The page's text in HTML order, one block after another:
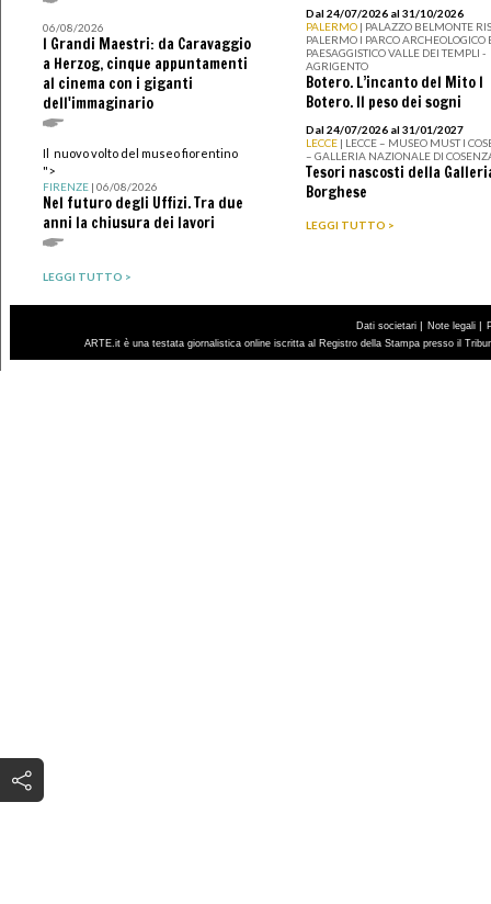
06/08/2026
I Grandi Maestri: da Caravaggio
a Herzog, cinque appuntamenti
al cinema con i giganti
dell'immaginario
Il nuovo volto del museo fiorentino
">
FIRENZE| 06/08/2026
Nel futuro degli Uffizi. Tra due
anni la chiusura dei lavori
LEGGI TUTTO >
Dal 24/07/2026 al 31/10/2026
PALERMO | PALAZZO BELMONTE
PALERMO I PARCO ARCHEOLOGICO
PAESAGGISTICO VALLE DEI TEMPLI -
AGRIGENTO
Botero. L’incanto del Mito I
Botero. Il peso dei sogni
Dal 24/07/2026 al 31/01/2027
LECCE | LECCE – MUSEO MUST I
– GALLERIA NAZIONALE DI
Tesori nascosti della
Borghese
LEGGI TUTTO >
Dati societari | Note legali |
ARTE.it è una testata giornalistica online iscritta al Registro della Stampa presso il